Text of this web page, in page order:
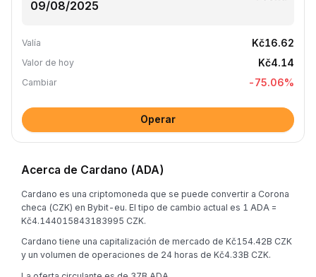
Valía Kč16.62
Valor de hoy Kč4.14
Cambiar -75.06%
Operar
Acerca de Cardano (ADA)
Cardano es una criptomoneda que se puede convertir a Corona
checa (CZK) en Bybit-eu. El tipo de cambio actual es 1 ADA =
Kč4.144015843183995 CZK.
Cardano tiene una capitalización de mercado de Kč154.42B CZK
y un volumen de operaciones de 24 horas de Kč4.33B CZK.